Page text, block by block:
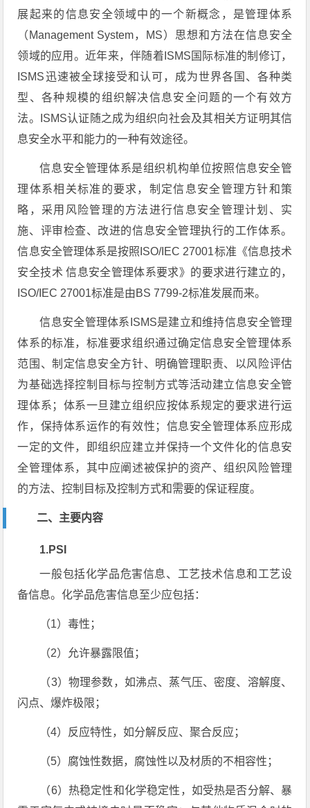
展起来的信息安全领域中的一个新概念，是管理体系
（Management System，MS）思想和方法在信息安全
领域的应用。近年来，伴随着ISMS国际标准的制修订，
ISMS迅速被全球接受和认可，成为世界各国、各种类
型、各种规模的组织解决信息安全问题的一个有效方
法。ISMS认证随之成为组织向社会及其相关方证明其信
息安全水平和能力的一种有效途径。
信息安全管理体系是组织机构单位按照信息安全管
理体系相关标准的要求，制定信息安全管理方针和策
略，采用风险管理的方法进行信息安全管理计划、实
施、评审检查、改进的信息安全管理执行的工作体系。
信息安全管理体系是按照ISO/IEC 27001标准《信息技术
安全技术 信息安全管理体系要求》的要求进行建立的，
ISO/IEC 27001标准是由BS 7799-2标准发展而来。
信息安全管理体系ISMS是建立和维持信息安全管理
体系的标准，标准要求组织通过确定信息安全管理体系
范围、制定信息安全方针、明确管理职责、以风险评估
为基础选择控制目标与控制方式等活动建立信息安全管
理体系；体系一旦建立组织应按体系规定的要求进行运
作，保持体系运作的有效性；信息安全管理体系应形成
一定的文件，即组织应建立并保持一个文件化的信息安
全管理体系，其中应阐述被保护的资产、组织风险管理
的方法、控制目标及控制方式和需要的保证程度。
二、主要内容
1.PSI
一般包括化学品危害信息、工艺技术信息和工艺设
备信息。化学品危害信息至少应包括：
（1）毒性；
（2）允许暴露限值；
（3）物理参数，如沸点、蒸气压、密度、溶解度、
闪点、爆炸极限；
（4）反应特性，如分解反应、聚合反应；
（5）腐蚀性数据，腐蚀性以及材质的不相容性；
（6）热稳定性和化学稳定性，如受热是否分解、暴